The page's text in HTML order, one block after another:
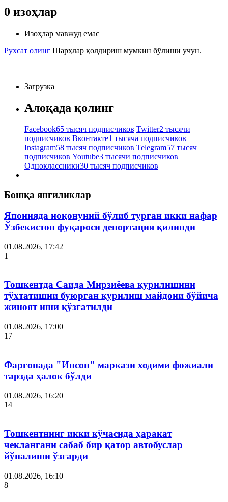
0 изоҳлар
Изоҳлар мавжуд емас
Рухсат олинг Шарҳлар қолдириш мумкин бўлиши учун.
Загрузка
Алоқада қолинг
Facebook65 тысяч подписчиков Twitter2 тысячи
подписчиков Вконтакте1 тысяча подписчиков
Instagram58 тысяч подписчиков Telegram57 тысяч
подписчиков Youtube3 тысячи подписчиков
Одноклассники30 тысяч подписчиков
Бошқа янгиликлар
Японияда ноқонуний бўлиб турган икки нафар
Ўзбекистон фуқароси депортация қилинди
01.08.2026, 17:42
1
Тошкентда Саида Мирзиёева қурилишини
тўхтатишни буюрган қурилиш майдони бўйича
жиноят иши қўзғатилди
01.08.2026, 17:00
17
Фарғонада "Инсон" маркази ходими фожиали
тарзда ҳалок бўлди
01.08.2026, 16:20
14
Тошкентнинг икки кўчасида ҳаракат
чеклангани сабаб бир қатор автобуслар
йўналиши ўзгарди
01.08.2026, 16:10
8